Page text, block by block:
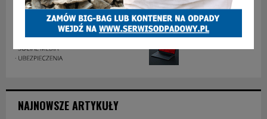
NAJNOWSZE ARTYKUŁY